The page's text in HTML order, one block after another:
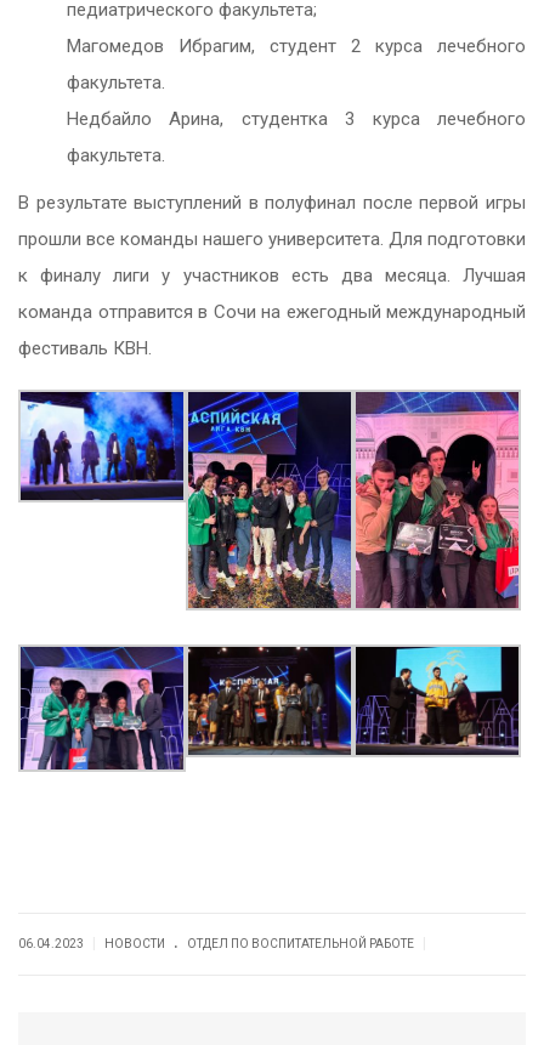
педиатрического факультета;
Магомедов Ибрагим, студент 2 курса лечебного
факультета.
Недбайло Арина, студентка 3 курса лечебного
факультета.
В результате выступлений в полуфинал после первой игры
прошли все команды нашего университета. Для подготовки
к финалу лиги у участников есть два месяца. Лучшая
команда отправится в Сочи на ежегодный международный
фестиваль КВН.
06.04.2023 НОВОСТИ . ОТДЕЛ ПО ВОСПИТАТЕЛЬНОЙ РАБОТЕ